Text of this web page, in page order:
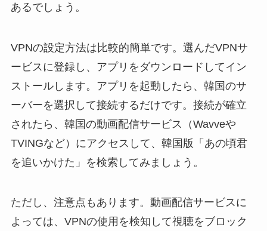
あるでしょう。
VPNの設定方法は比較的簡単です。選んだVPNサ
ービスに登録し、アプリをダウンロードしてイン
ストールします。アプリを起動したら、韓国のサ
ーバーを選択して接続するだけです。接続が確立
されたら、韓国の動画配信サービス（Wavveや
TVINGなど）にアクセスして、韓国版「あの頃君
を追いかけた」を検索してみましょう。
ただし、注意点もあります。動画配信サービスに
よっては、VPNの使用を検知して視聴をブロック